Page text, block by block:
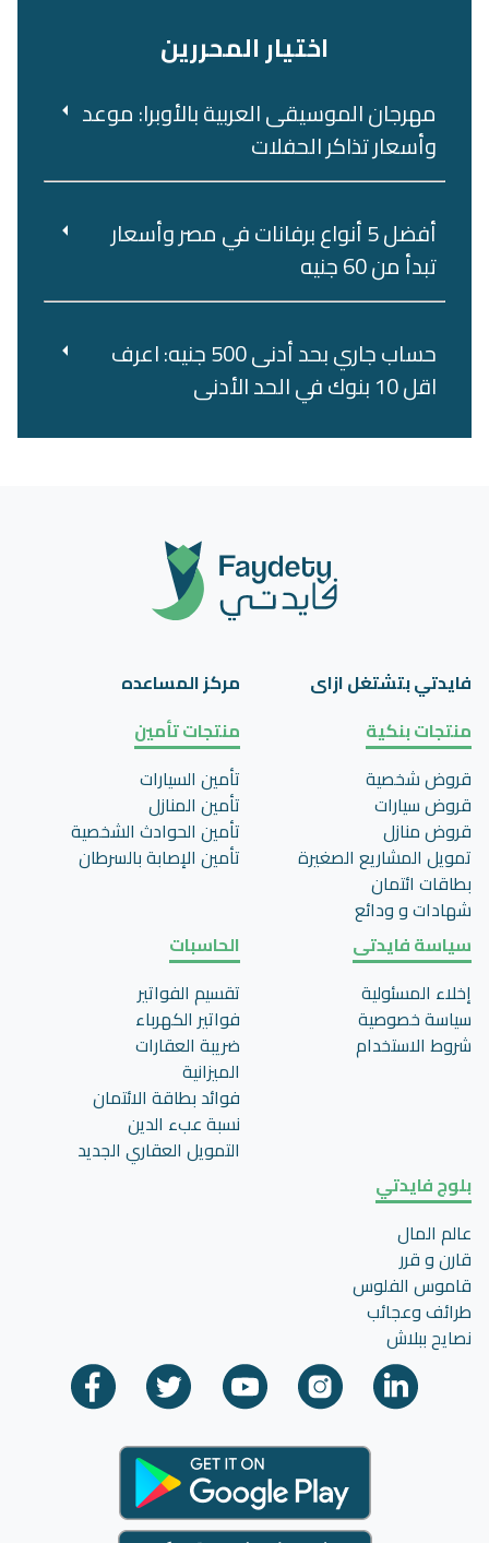
اختيار المحررين
مهرجان الموسيقى العربية بالأوبرا: موعد
وأسعار تذاكر الحفلات
أفضل 5 أنواع برفانات في مصر وأسعار
تبدأ من 60 جنيه
حساب جاري بحد أدنى 500 جنيه: اعرف
اقل 10 بنوك في الحد الأدنى
فايدتي بتشتغل ازاى
مركز المساعده
منتجات بنكية
قروض شخصية
قروض سيارات
قروض منازل
تمويل المشاريع الصغيرة
بطاقات ائتمان
شهادات و ودائع
منتجات تأمين
تأمين السيارات
تأمين المنازل
تأمين الحوادث الشخصية
تأمين اﻹصابة بالسرطان
سياسة فايدتى
إخلاء المسئولية
سياسة خصوصية
شروط الاستخدام
الحاسبات
تقسيم الفواتير
فواتير الكهرباء
ضريبة العقارات
الميزانية
فوائد بطاقة الائتمان
نسبة عبء الدين
التمويل العقاري الجديد
بلوج فايدتي
عالم المال
قارن و قرر
قاموس الفلوس
طرائف وعجائب
نصايح ببلاش